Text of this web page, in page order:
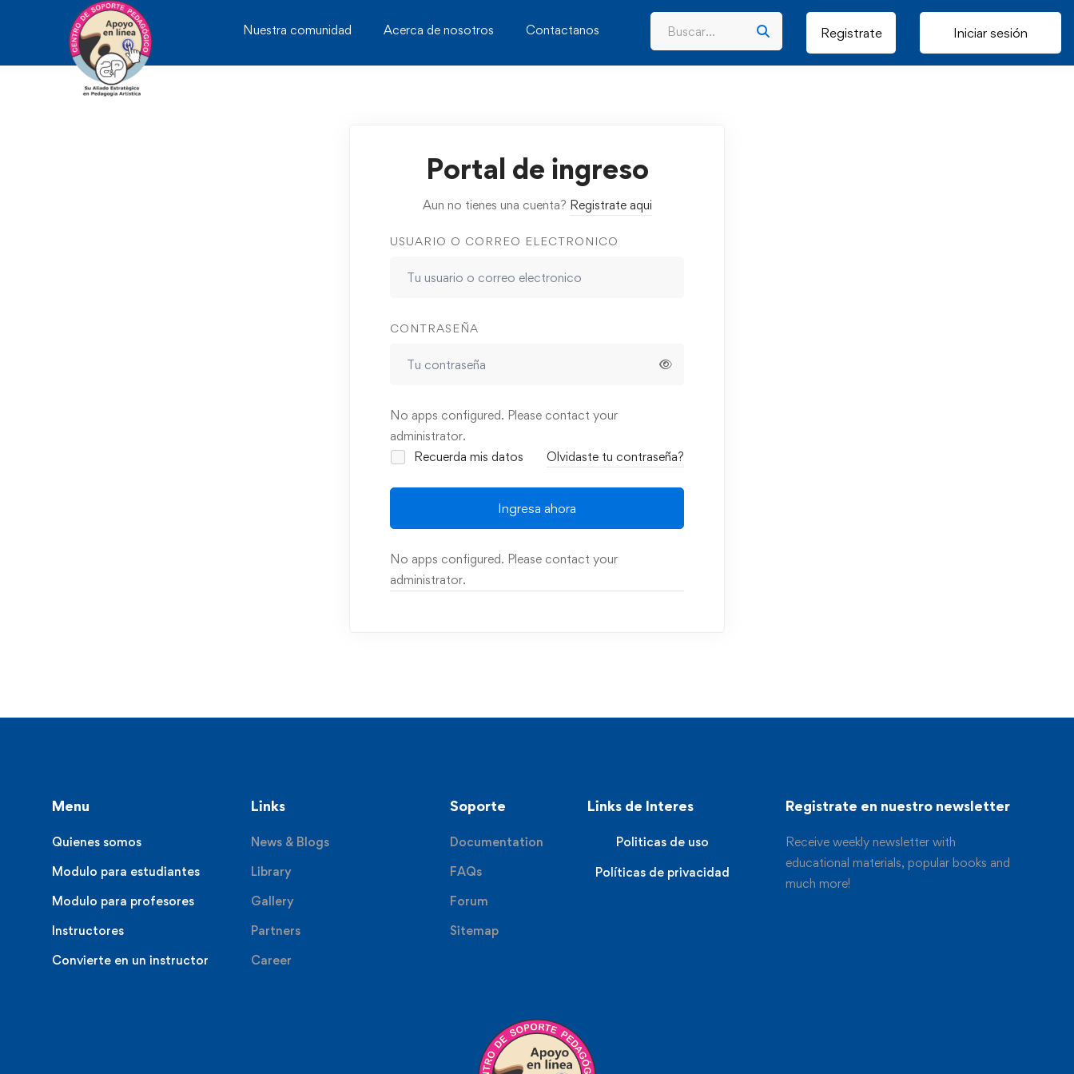
Nuestra comunidad Acerca de nosotros Contactanos Registrate Iniciar sesión
Portal de ingreso
Aun no tienes una cuenta? Registrate aqui
USUARIO O CORREO ELECTRONICO
CONTRASEÑA
No apps configured. Please contact your
administrator.
Recuerda mis datos
Olvidaste tu contraseña?
Ingresa ahora
No apps configured. Please contact your
administrator.
Menu
Quienes somos
Modulo para estudiantes
Modulo para profesores
Instructores
Convierte en un instructor
Links
News & Blogs
Library
Gallery
Partners
Career
Soporte
Documentation
FAQs
Forum
Sitemap
Links de Interes
Politicas de uso
Políticas de privacidad
Registrate en nuestro newsletter
Receive weekly newsletter with
educational materials, popular books and
much more!